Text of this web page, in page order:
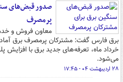
صدور قبض‌های
پرمصرف
معاون فروش و
برق فارس گفت: مشترکان پرمصرف برق
خرداد ماه، تعرفه‌های جدید برق با افزایش
می‌شود.
۲۸ اردیبهشت ۰۴ - ۱۷:۴۵